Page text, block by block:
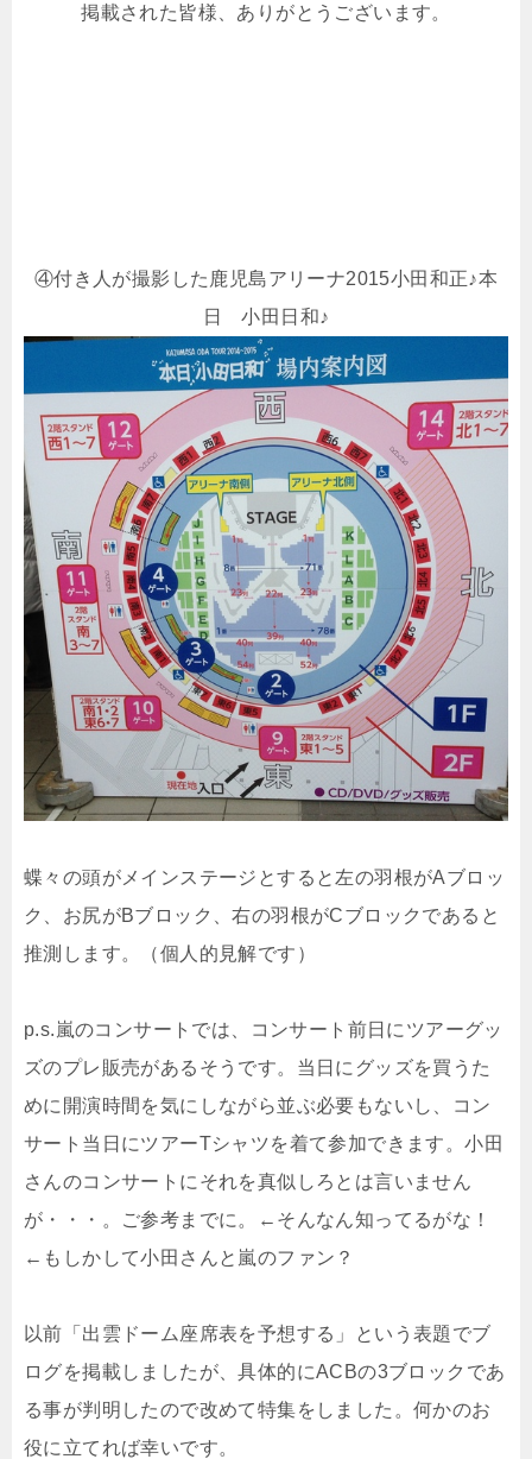
掲載された皆様、ありがとうございます。
④付き人が撮影した鹿児島アリーナ2015小田和正♪本
日 小田日和♪
蝶々の頭がメインステージとすると左の羽根がAブロッ
ク、お尻がBブロック、右の羽根がCブロックであると
推測します。（個人的見解です）
p.s.嵐のコンサートでは、コンサート前日にツアーグッ
ズのプレ販売があるそうです。当日にグッズを買うた
めに開演時間を気にしながら並ぶ必要もないし、コン
サート当日にツアーTシャツを着て参加できます。小田
さんのコンサートにそれを真似しろとは言いません
が・・・。ご参考までに。←そんなん知ってるがな！
←もしかして小田さんと嵐のファン？
以前「出雲ドーム座席表を予想する」という表題でブ
ログを掲載しましたが、具体的にACBの3ブロックであ
る事が判明したので改めて特集をしました。何かのお
役に立てれば幸いです。